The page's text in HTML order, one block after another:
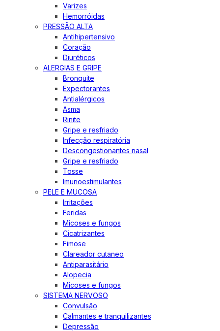
Varizes
Hemorróidas
PRESSÃO ALTA
Antihipertensivo
Coração
Diuréticos
ALERGIAS E GRIPE
Bronquite
Expectorantes
Antialérgicos
Asma
Rinite
Gripe e resfriado
Infecção respiratória
Descongestionantes nasal
Gripe e resfriado
Tosse
Imunoestimulantes
PELE E MUCOSA
Irritações
Feridas
Micoses e fungos
Cicatrizantes
Fimose
Clareador cutaneo
Antiparasitário
Alopecia
Micoses e fungos
SISTEMA NERVOSO
Convulsão
Calmantes e tranquilizantes
Depressão